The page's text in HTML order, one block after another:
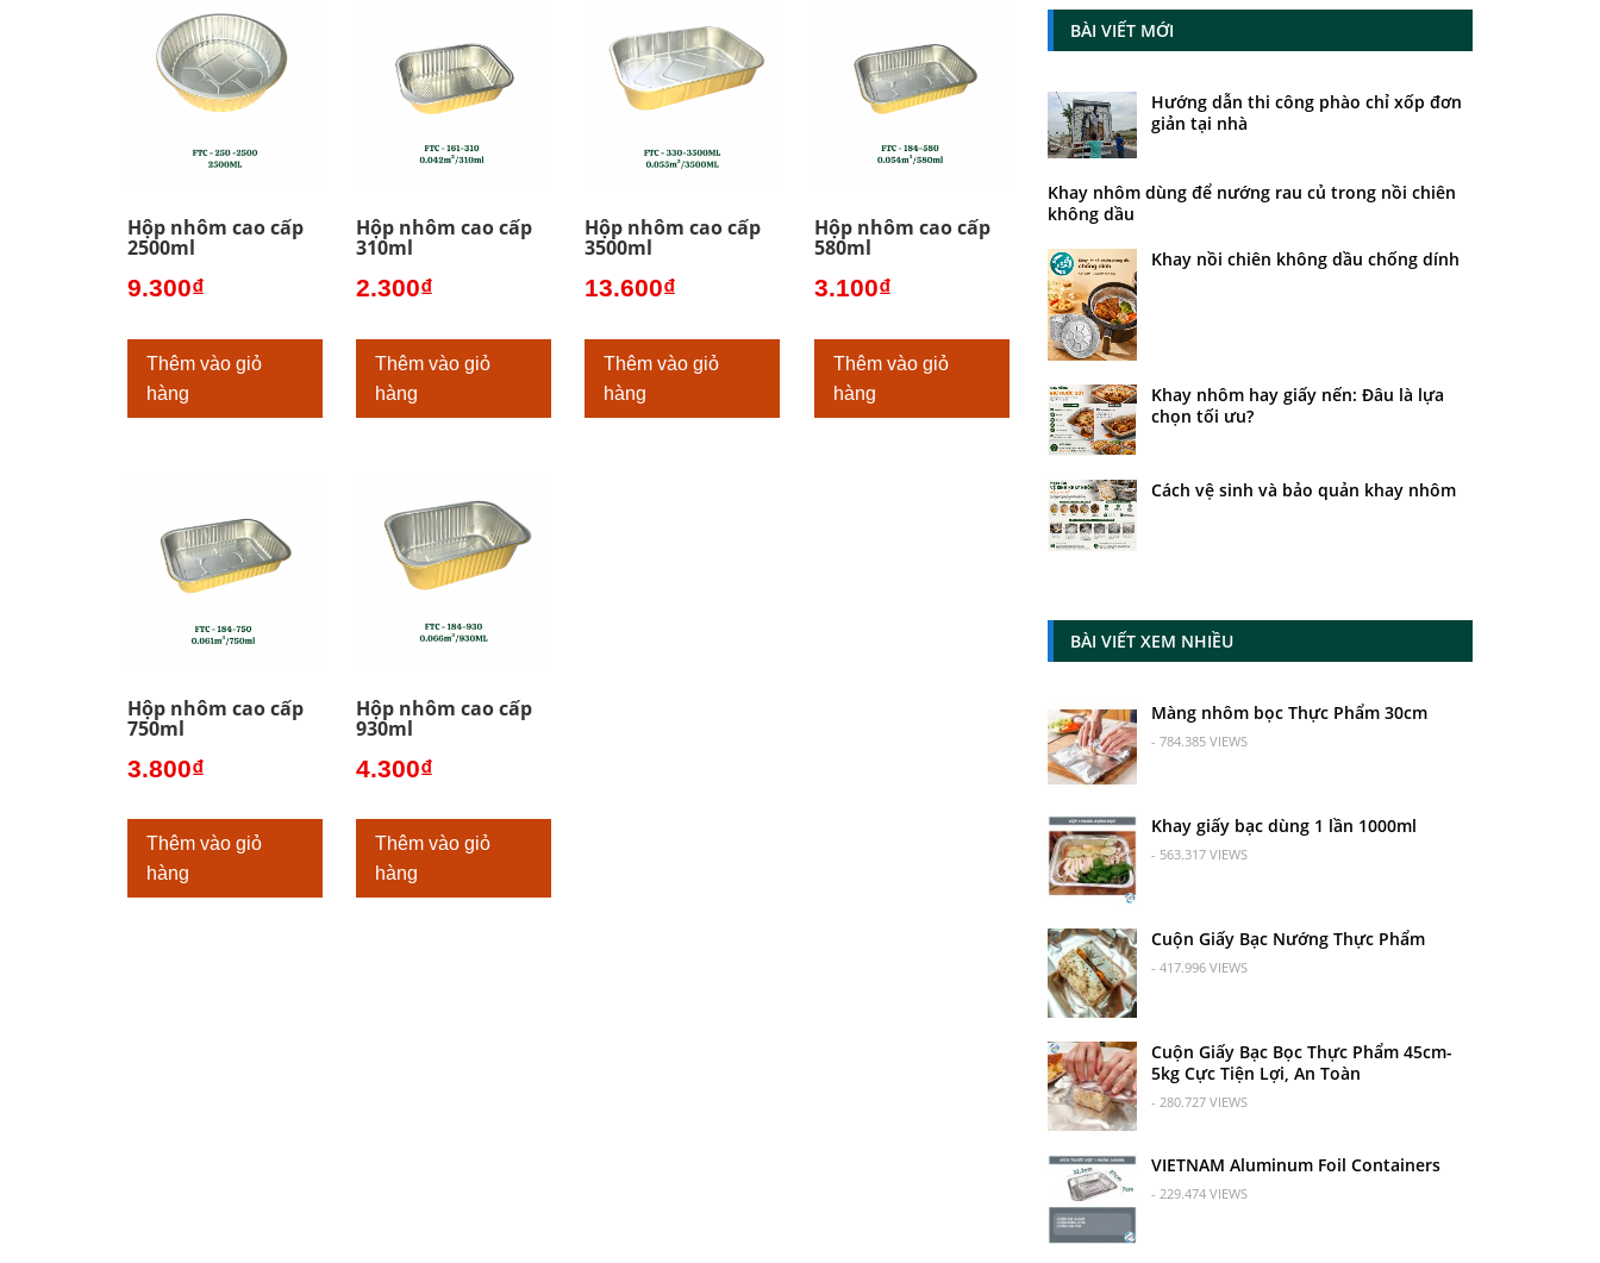
Hộp nhôm cao cấp
2500ml
9.300₫
Thêm vào giỏ
hàng
Hộp nhôm cao cấp
310ml
2.300₫
Thêm vào giỏ
hàng
Hộp nhôm cao cấp
3500ml
13.600₫
Thêm vào giỏ
hàng
Hộp nhôm cao cấp
580ml
3.100₫
Thêm vào giỏ
hàng
Hộp nhôm cao cấp
750ml
3.800₫
Thêm vào giỏ
hàng
Hộp nhôm cao cấp
930ml
4.300₫
Thêm vào giỏ
hàng
BÀI VIẾT MỚI
Hướng dẫn thi công phào chỉ xốp đơn
giản tại nhà
Khay nhôm dùng để nướng rau củ trong nồi chiên
không dầu
Khay nồi chiên không dầu chống dính
Khay nhôm hay giấy nến: Đâu là lựa
chọn tối ưu?
Cách vệ sinh và bảo quản khay nhôm
BÀI VIẾT XEM NHIỀU
Màng nhôm bọc Thực Phẩm 30cm
- 784.385 VIEWS
Khay giấy bạc dùng 1 lần 1000ml
- 563.317 VIEWS
Cuộn Giấy Bạc Nướng Thực Phẩm
- 417.996 VIEWS
Cuộn Giấy Bạc Bọc Thực Phẩm 45cm-
5kg Cực Tiện Lợi, An Toàn
- 280.727 VIEWS
VIETNAM Aluminum Foil Containers
- 229.474 VIEWS